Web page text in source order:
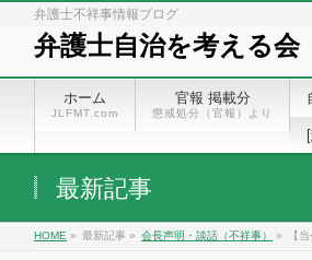
弁護士不祥事情報ブログ
弁護士自治を考える会
ホーム
JLFMT.com
官報 掲載分
懲戒処分（官報）より
最新記事
HOME » 最新記事 » 会長声明・談話（不祥事） » 【